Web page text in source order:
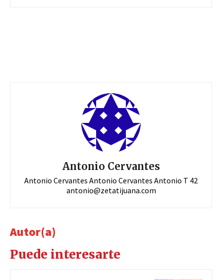
Antonio Cervantes
Antonio Cervantes Antonio Cervantes Antonio T 42
antonio@zetatijuana.com
Autor(a)
Puede interesarte